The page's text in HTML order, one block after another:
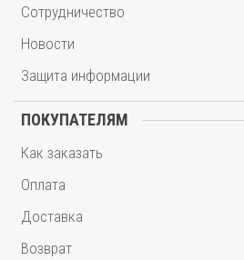
Сотрудничество
Новости
Защита информации
ПОКУПАТЕЛЯМ
Как заказать
Оплата
Доставка
Возврат